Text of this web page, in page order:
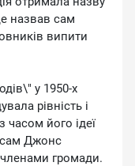
назвав сам
випити
у 1950-х
рівність і
часом його ідеї
сам Джонс
громади.